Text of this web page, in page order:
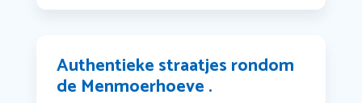
Authentieke straatjes rondom
de Menmoerhoeve .